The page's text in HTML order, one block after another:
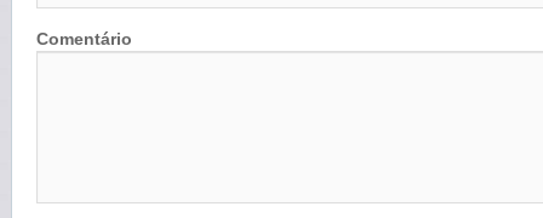
Comentário